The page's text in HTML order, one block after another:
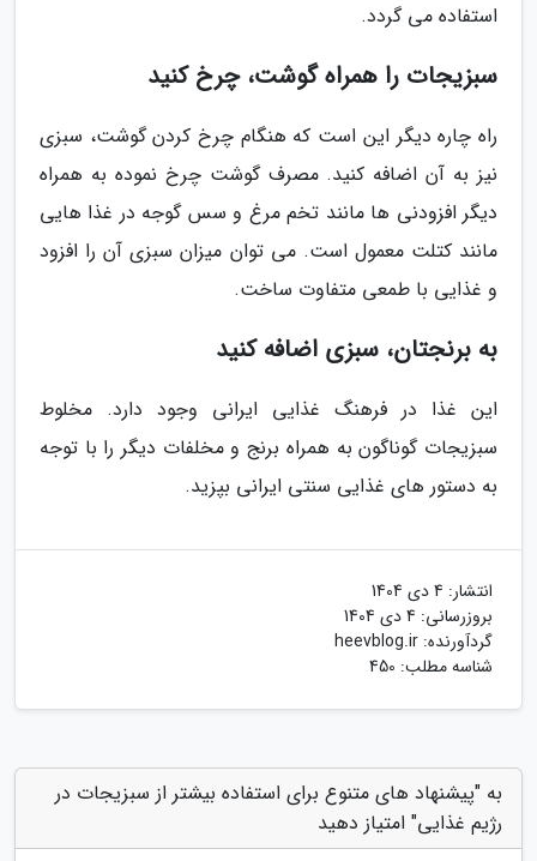
استفاده می گردد.
سبزیجات را همراه گوشت، چرخ کنید
راه چاره دیگر این است که هنگام چرخ کردن گوشت، سبزی
نیز به آن اضافه کنید. مصرف گوشت چرخ نموده به همراه
دیگر افزودنی ها مانند تخم مرغ و سس گوجه در غذا هایی
مانند کتلت معمول است. می توان میزان سبزی آن را افزود
و غذایی با طمعی متفاوت ساخت.
به برنجتان، سبزی اضافه کنید
این غذا در فرهنگ غذایی ایرانی وجود دارد. مخلوط
سبزیجات گوناگون به همراه برنج و مخلفات دیگر را با توجه
به دستور های غذایی سنتی ایرانی بپزید.
انتشار: 4 دی 1404
بروزرسانی: 4 دی 1404
گردآورنده: heevblog.ir
شناسه مطلب: 450
به "پیشنهاد های متنوع برای استفاده بیشتر از سبزیجات در
رژیم غذایی" امتیاز دهید